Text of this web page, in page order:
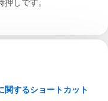
しです。
関するショートカット